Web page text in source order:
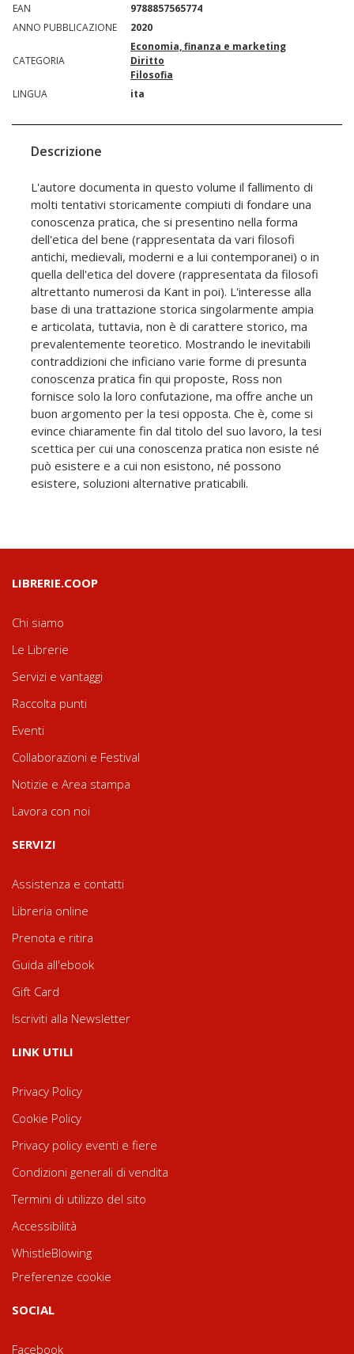
EAN
9788857565774
ANNO PUBBLICAZIONE
2020
CATEGORIA
Economia, finanza e marketing
Diritto
Filosofia
LINGUA
ita
Descrizione
L'autore documenta in questo volume il fallimento di
molti tentativi storicamente compiuti di fondare una
conoscenza pratica, che si presentino nella forma
dell'etica del bene (rappresentata da vari filosofi
antichi, medievali, moderni e a lui contemporanei) o in
quella dell'etica del dovere (rappresentata da filosofi
altrettanto numerosi da Kant in poi). L'interesse alla
base di una trattazione storica singolarmente ampia
e articolata, tuttavia, non è di carattere storico, ma
prevalentemente teoretico. Mostrando le inevitabili
contraddizioni che inficiano varie forme di presunta
conoscenza pratica fin qui proposte, Ross non
fornisce solo la loro confutazione, ma offre anche un
buon argomento per la tesi opposta. Che è, come si
evince chiaramente fin dal titolo del suo lavoro, la tesi
scettica per cui una conoscenza pratica non esiste né
può esistere e a cui non esistono, né possono
esistere, soluzioni alternative praticabili.
LIBRERIE.COOP
Chi siamo
Le Librerie
Servizi e vantaggi
Raccolta punti
Eventi
Collaborazioni e Festival
Notizie e Area stampa
Lavora con noi
SERVIZI
Assistenza e contatti
Libreria online
Prenota e ritira
Guida all'ebook
Gift Card
Iscriviti alla Newsletter
LINK UTILI
Privacy Policy
Cookie Policy
Privacy policy eventi e fiere
Condizioni generali di vendita
Termini di utilizzo del sito
Accessibilità
WhistleBlowing
Preferenze cookie
SOCIAL
Facebook